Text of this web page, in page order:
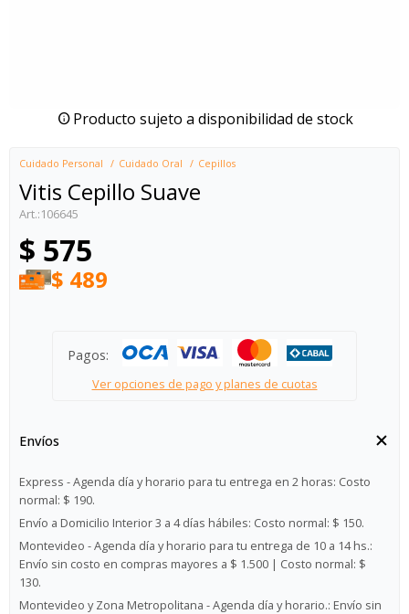
Producto sujeto a disponibilidad de stock
Cuidado Personal Cuidado Oral Cepillos
Vitis Cepillo Suave
106645
$ 575
$ 489
Pagos:
Ver opciones de pago y planes de cuotas
Envíos
Express - Agenda día y horario para tu entrega en 2 horas: Costo
normal: $ 190.
Envío a Domicilio Interior 3 a 4 días hábiles: Costo normal: $ 150.
Montevideo - Agenda día y horario para tu entrega de 10 a 14 hs.:
Envío sin costo en compras mayores a $ 1.500 | Costo normal: $
130.
Montevideo y Zona Metropolitana - Agenda día y horario.: Envío sin